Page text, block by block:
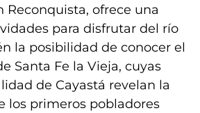
Reconquista, ofrece una
para disfrutar del río
la posibilidad de conocer el
Santa Fe la Vieja, cuyas
de Cayastá revelan la
los primeros pobladores